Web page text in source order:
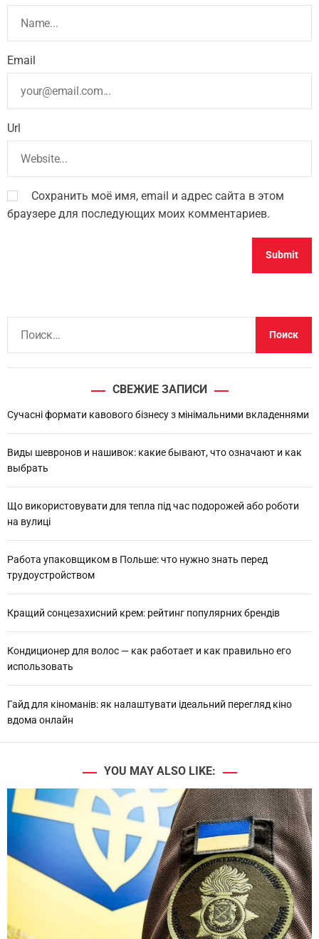
Email
Url
Сохранить моё имя, email и адрес сайта в этом
браузере для последующих моих комментариев.
:
СВЕЖИЕ ЗАПИСИ
Сучасні формати кавового бізнесу з мінімальними вкладеннями
Виды шевронов и нашивок: какие бывают, что означают и как
выбрать
Що використовувати для тепла під час подорожей або роботи
на вулиці
Работа упаковщиком в Польше: что нужно знать перед
трудоустройством
Кращий сонцезахисний крем: рейтинг популярних брендів
Кондиционер для волос — как работает и как правильно его
использовать
Гайд для кіноманів: як налаштувати ідеальний перегляд кіно
вдома онлайн
YOU MAY ALSO LIKE: